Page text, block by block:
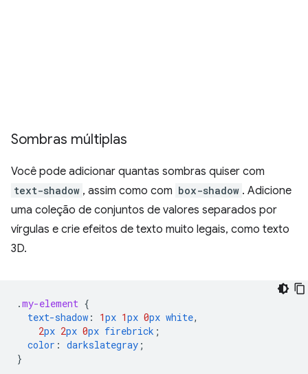
Sombras múltiplas
Você pode adicionar quantas sombras quiser com
text-shadow , assim como com box-shadow . Adicione
uma coleção de conjuntos de valores separados por
vírgulas e crie efeitos de texto muito legais, como texto
3D.
.my-element {
text-shadow : 1px 1px 0px white,
2px 2px 0px firebrick ;
color : darkslategray ;
}